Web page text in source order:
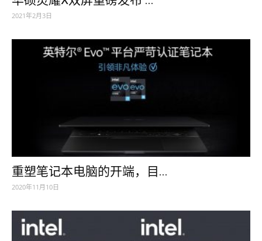
2021年2月3日
重塑笔记本电脑的开端，目...
2020年11月10日